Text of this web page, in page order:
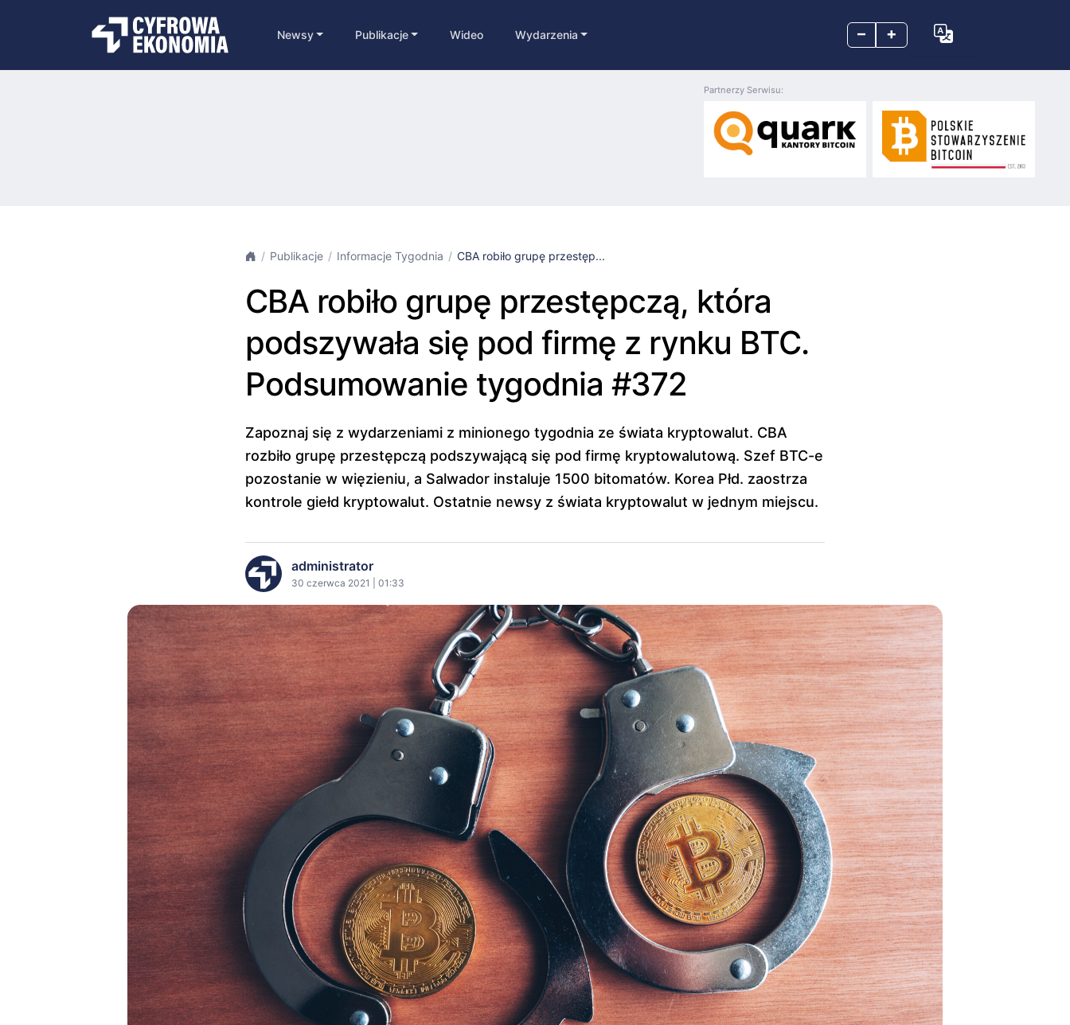
– +
Newsy Publikacje Wideo Wydarzenia
Partnerzy Serwisu:
Publikacje Informacje Tygodnia CBA robiło grupę przestęp...
CBA robiło grupę przestępczą, która
podszywała się pod firmę z rynku BTC.
Podsumowanie tygodnia #372
Zapoznaj się z wydarzeniami z minionego tygodnia ze świata kryptowalut. CBA
rozbiło grupę przestępczą podszywającą się pod firmę kryptowalutową. Szef BTC-e
pozostanie w więzieniu, a Salwador instaluje 1500 bitomatów. Korea Płd. zaostrza
kontrole giełd kryptowalut. Ostatnie newsy z świata kryptowalut w jednym miejscu.
administrator
30 czerwca 2021 | 01:33